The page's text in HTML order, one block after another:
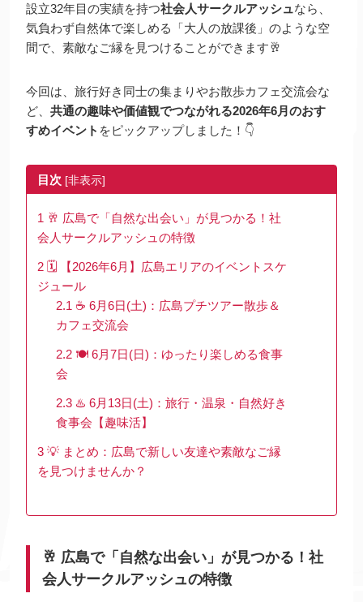
設立32年目の実績を持つ社会人サークルアッシュなら、
気負わず自然体で楽しめる「大人の放課後」のような空
間で、素敵なご縁を見つけることができます🥂
今回は、旅行好き同士の集まりやお散歩カフェ交流会な
ど、 共通の趣味や価値観でつながれる2026年6月のおす
すめイベント をピックアップしました！👇
目次 [非表示]
1 🥂 広島で「自然な出会い」が見つかる！社
会人サークルアッシュの特徴
2 🗓️ 【2026年6月】広島エリアのイベントスケ
ジュール
2.1 ☕️ 6月6日(土)：広島プチツアー散歩＆
カフェ交流会
2.2🍽️ 6月7日(日)：ゆったり楽しめる食事
会
2.3♨️ 6月13日(土)：旅行・温泉・自然好き
食事会【趣味活】
3 💡 まとめ：広島で新しい友達や素敵なご縁
を見つけませんか？
🥂 広島で「自然な出会い」が見つかる！社
会人サークルアッシュの特徴